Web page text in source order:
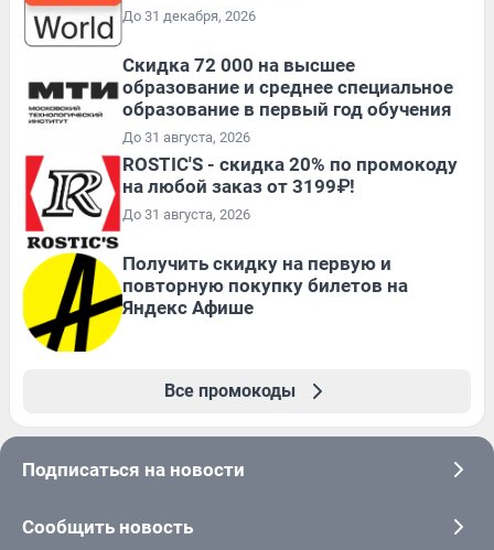
До 31 декабря, 2026
Скидка 72 000 на высшее
образование и среднее специальное
образование в первый год обучения
До 31 августа, 2026
ROSTIC'S - скидка 20% по промокоду
на любой заказ от 3199₽!
До 31 августа, 2026
Получить скидку на первую и
повторную покупку билетов на
Яндекс Афише
Все промокоды
Подписаться на новости
Сообщить новость